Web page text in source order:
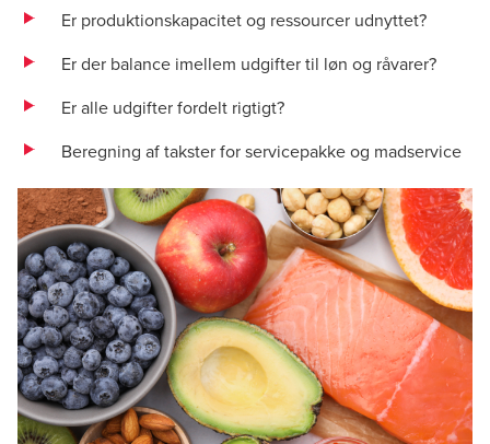
Er produktionskapacitet og ressourcer udnyttet?
Er der balance imellem udgifter til løn og råvarer?
Er alle udgifter fordelt rigtigt?
Beregning af takster for servicepakke og madservice